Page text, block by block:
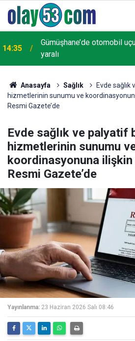
11:48
Rize'de Su Kesintisi: 7
Verilemeyecek
Anasayfa Sağlık
Evde sağlık
hizmetlerinin sunumu ve
Resmi Gazete’de
Evde sağlık ve palyatif
hizmetlerinin sunumu
koordinasyonuna
Resmi Gazete’de
Yayınlanma: 23 Haziran 2026 Salı 08:46